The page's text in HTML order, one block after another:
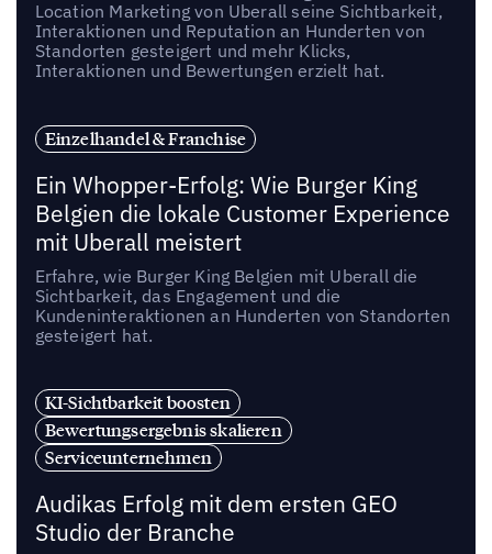
Location Marketing von Uberall seine Sichtbarkeit,
Interaktionen und Reputation an Hunderten von
Standorten gesteigert und mehr Klicks,
Interaktionen und Bewertungen erzielt hat.
Einzelhandel & Franchise
Ein Whopper-Erfolg: Wie Burger King
Belgien die lokale Customer Experience
mit Uberall meistert
Erfahre, wie Burger King Belgien mit Uberall die
Sichtbarkeit, das Engagement und die
Kundeninteraktionen an Hunderten von Standorten
gesteigert hat.
KI-Sichtbarkeit boosten
Bewertungsergebnis skalieren
Serviceunternehmen
Audikas Erfolg mit dem ersten GEO
Studio der Branche